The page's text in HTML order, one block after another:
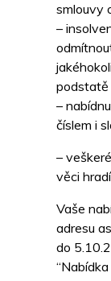
smlouvy
–
podstatě
–
číslem i
–
věci
Vaše
adresu
do